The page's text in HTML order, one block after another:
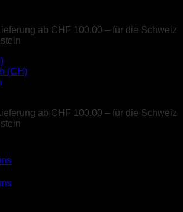
ab CHF 100.00 – für die Schweiz
(CH)
ab CHF 100.00 – für die Schweiz